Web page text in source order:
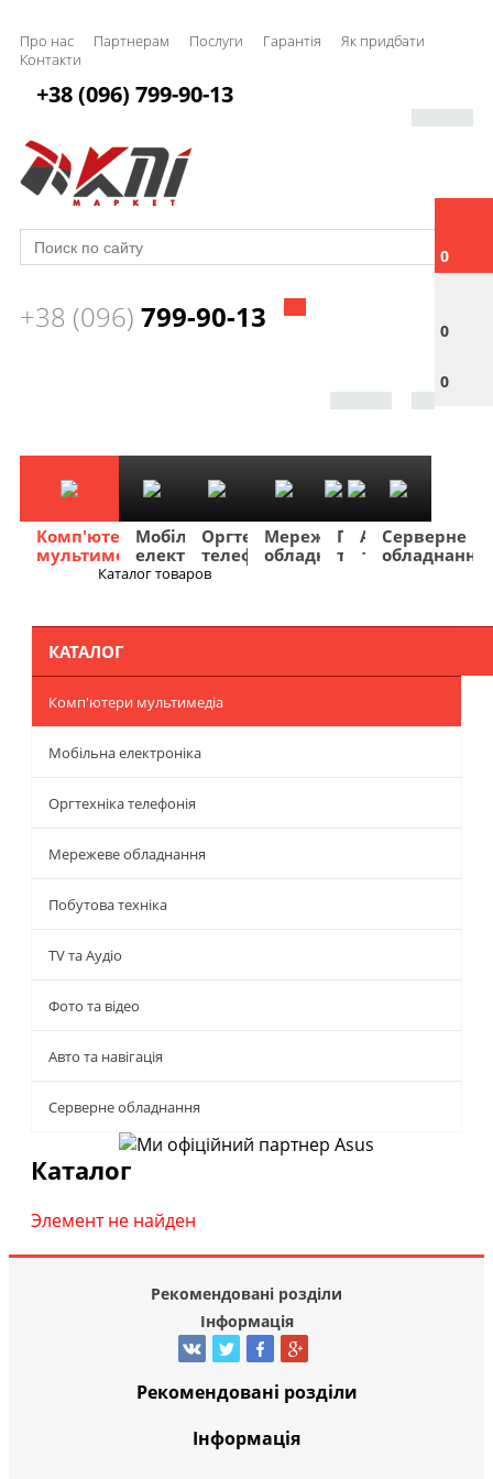
Про нас Партнерам Послуги Гарантія
Як придбати
Контакти
0
0
0
+38 (096) 799-90-13
+38 (096) 799-90-13
Комп'ютери
мультимедіа
Мобільна
електроніка
Оргтехніка
телефонія
Мережеве
обладнання
Побутова
техніка
TV
та
Фото
та
Авто
та
Серверне
обладнання
Каталог товаров
КАТАЛОГ
Комп'ютери мультимедіа
Мобільна електроніка
Оргтехніка телефонія
Мережеве обладнання
Побутова техніка
TV та Аудіо
Фото та відео
Авто та навігація
Серверне обладнання
Каталог
Элемент не найден
Рекомендовані розділи
Інформація
Рекомендовані розділи
Інформація